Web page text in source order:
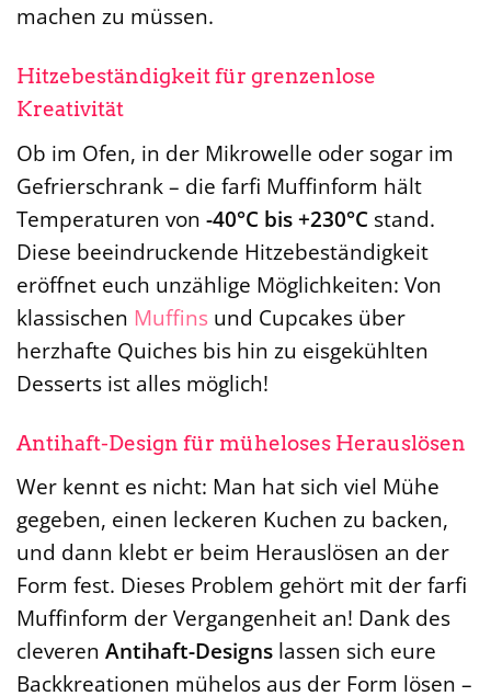
machen zu müssen.
Hitzebeständigkeit für grenzenlose
Kreativität
Ob im Ofen, in der Mikrowelle oder sogar im
Gefrierschrank – die farfi Muffinform hält
Temperaturen von -40°C bis +230°C stand.
Diese beeindruckende Hitzebeständigkeit
eröffnet euch unzählige Möglichkeiten: Von
klassischen Muffins und Cupcakes über
herzhafte Quiches bis hin zu eisgekühlten
Desserts ist alles möglich!
Antihaft-Design für müheloses Herauslösen
Wer kennt es nicht: Man hat sich viel Mühe
gegeben, einen leckeren Kuchen zu backen,
und dann klebt er beim Herauslösen an der
Form fest. Dieses Problem gehört mit der farfi
Muffinform der Vergangenheit an! Dank des
cleveren Antihaft-Designs lassen sich eure
Backkreationen mühelos aus der Form lösen –